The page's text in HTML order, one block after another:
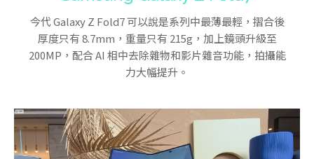
今代 Galaxy Z Fold7 可以說是系列中最薄最輕，摺合後
厚度只有 8.7mm，重量只有 215g，加上鏡頭升級至
200MP，配合 AI 相中去除雜物和影片雜音功能，拍攝能
力大幅提升。